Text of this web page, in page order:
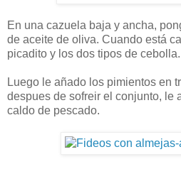
En una cazuela baja y ancha,
de aceite de oliva. Cuando está
picadito y los dos tipos de cebolla.
Luego le añado los pimientos en
despues de sofreir el conjunto, le
caldo de pescado.